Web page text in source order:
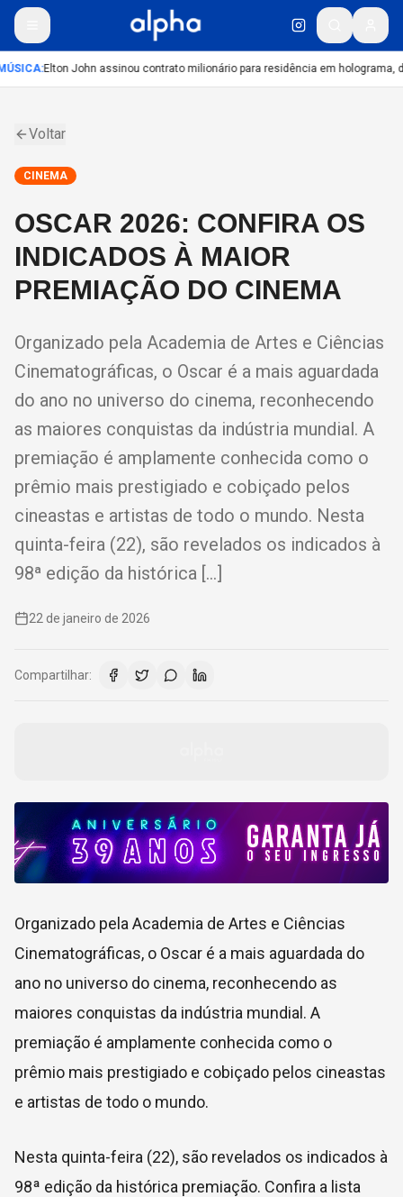
:Elton John assinou contrato milionário para residência em holograma,
Voltar
CINEMA
OSCAR 2026: CONFIRA OS
INDICADOS À MAIOR
PREMIAÇÃO DO CINEMA
Organizado pela Academia de Artes e Ciências
Cinematográficas, o Oscar é a mais aguardada
do ano no universo do cinema, reconhecendo
as maiores conquistas da indústria mundial. A
premiação é amplamente conhecida como o
prêmio mais prestigiado e cobiçado pelos
cineastas e artistas de todo o mundo. Nesta
quinta-feira (22), são revelados os indicados à
98ª edição da histórica […]
22 de janeiro de 2026
Compartilhar:
Organizado pela Academia de Artes e Ciências
Cinematográficas, o Oscar é a mais aguardada do
ano no universo do cinema, reconhecendo as
maiores conquistas da indústria mundial. A
premiação é amplamente conhecida como o
prêmio mais prestigiado e cobiçado pelos cineastas
e artistas de todo o mundo.
Nesta quinta-feira (22), são revelados os indicados à
98ª edição da histórica premiação. Confira a lista